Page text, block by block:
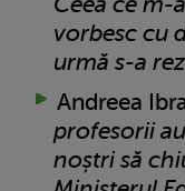
vorbesc cu
urmă s-a
Andreea
profesorii
noștri să